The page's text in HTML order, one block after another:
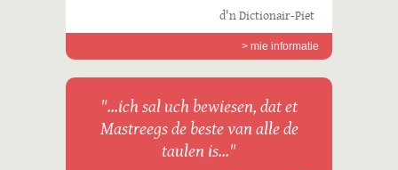
d'n Dictionair-Piet
> mie informatie
"...ich sal uch bewiesen, dat et
Mastreegs de beste van alle de
taulen is..."